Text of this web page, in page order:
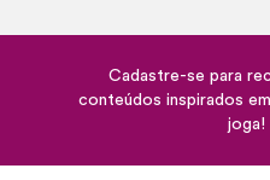
Cadastre-se para
conteúdos inspirados
joga!